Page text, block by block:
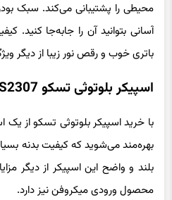
محیطی را پشتیبانی می‌کند. سبک
آسانی بتوانید آن را جابه‌جا کنید.
باتری خوب و رقص نور زیبا از دیگر
اسپیکر بلوتوثی تسکو TS2307
با خرید اسپیکر بلوتوثی تسکو از
بهره‌مند می‌شوید که کیفیت بدنه
بلند و واضح این اسپیکر از دیگر
محصول ورودی میکروفن نیز دارد.